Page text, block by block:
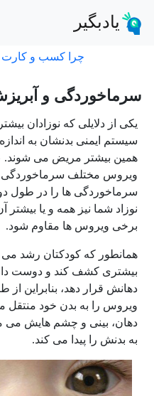
یادبگیر
چرا کسب و کارت
سرماخوردگی و
یکی از دلایلی که نوزادان
سیستم ایمنی بدنشان به
ویروس مختلف سرماخوردگی
سرماخوردگی ها را در طول
نوزاد شما نیز همه و یا بیشتر
برخی ویروس ها مقاوم شود.
همانطور که کودکتان رشد
بیشتری کشف کند و دوست
دهانش قرار دهد، بنابراین
ویروس را به بدن خود منتقل
دهان، بینی و چشم هایش می
به بدنش را پیدا می کند.